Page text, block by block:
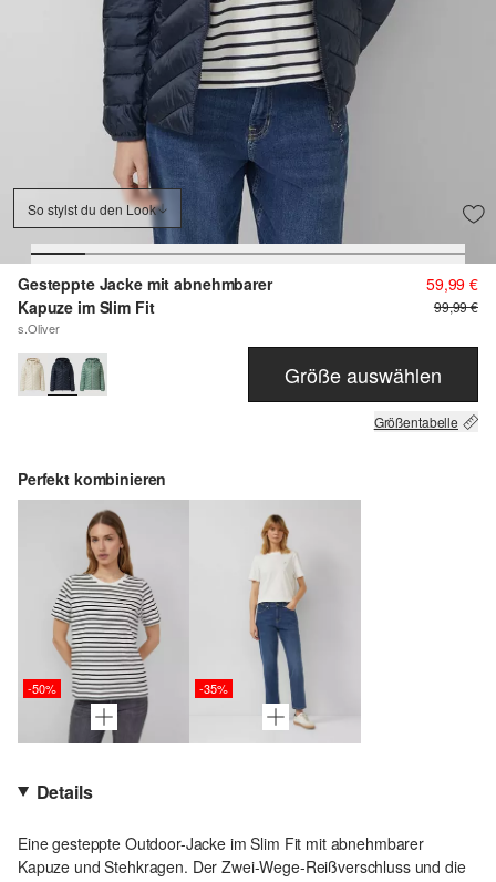
So stylst du den Look
Gesteppte Jacke mit abnehmbarer
Kapuze im Slim Fit
s.Oliver
59,99 €
99,99 €
Größe auswählen
Größentabelle
Perfekt kombinieren
-50% -35%
Details
Eine gesteppte Outdoor-Jacke im Slim Fit mit abnehmbarer
Kapuze und Stehkragen. Der Zwei-Wege-Reißverschluss und die